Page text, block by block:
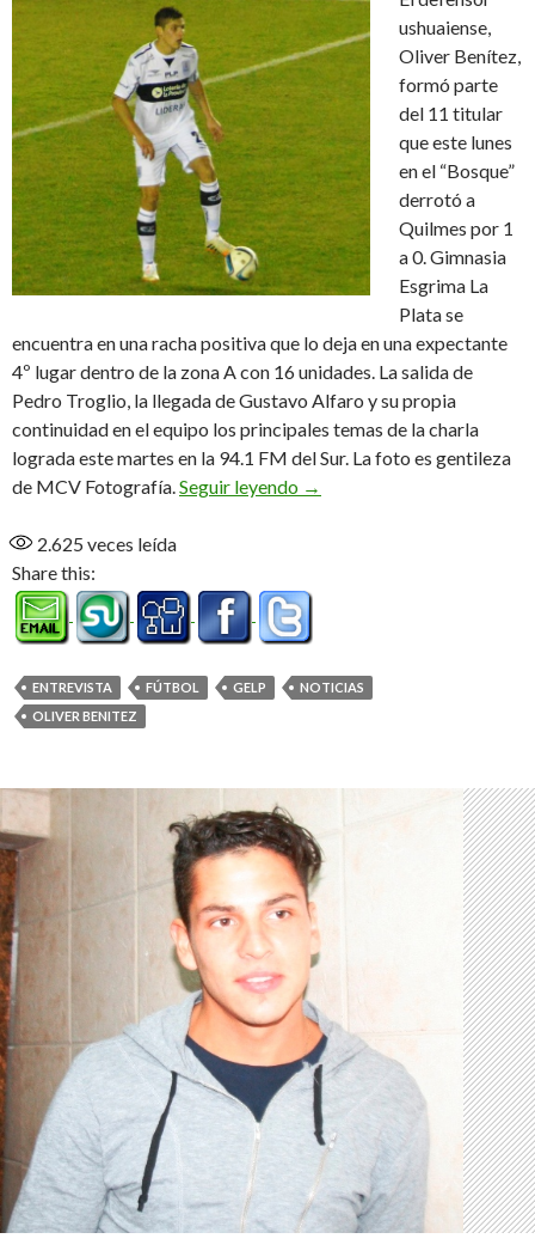
ushuaiense,
Oliver Benítez,
formó parte
del 11 titular
que este lunes
en el “Bosque”
derrotó a
Quilmes por 1
a 0. Gimnasia
Esgrima La
Plata se
encuentra en una racha positiva que lo deja en una expectante
4º lugar dentro de la zona A con 16 unidades. La salida de
Pedro Troglio, la llegada de Gustavo Alfaro y su propia
continuidad en el equipo los principales temas de la charla
lograda este martes en la 94.1 FM del Sur. La foto es gentileza
de MCV Fotografía.Seguir leyendo “La idea es pelear bien
→
2.625 veces leída
Share this:
ENTREVISTA FÚTBOL GELP
NOTICIAS
OLIVER BENITEZ